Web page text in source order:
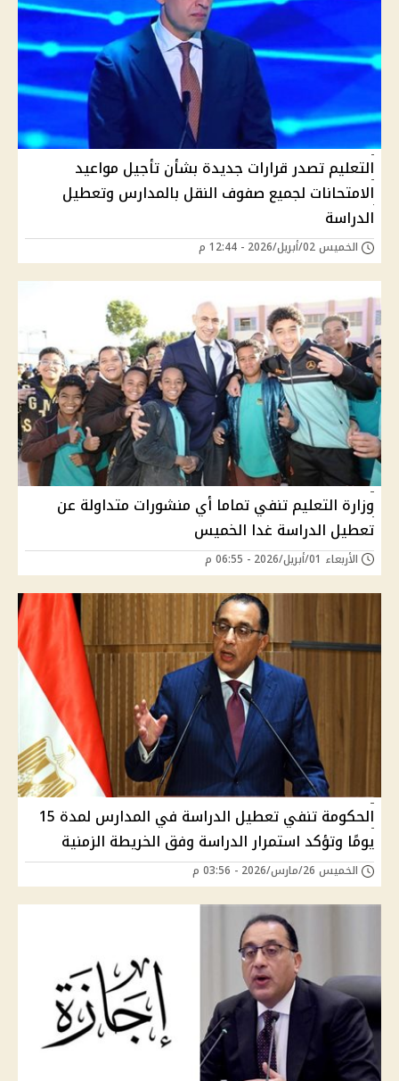
التعليم تصدر قرارات جديدة بشأن تأجيل مواعيد
الامتحانات لجميع صفوف النقل بالمدارس وتعطيل
الدراسة
الخميس 02/أبريل/2026 - 12:44 م
وزارة التعليم تنفي تماما أي منشورات متداولة عن
تعطيل الدراسة غدا الخميس
الأربعاء 01/أبريل/2026 - 06:55 م
الحكومة تنفي تعطيل الدراسة في المدارس لمدة 15
يومًا وتؤكد استمرار الدراسة وفق الخريطة الزمنية
الخميس 26/مارس/2026 - 03:56 م